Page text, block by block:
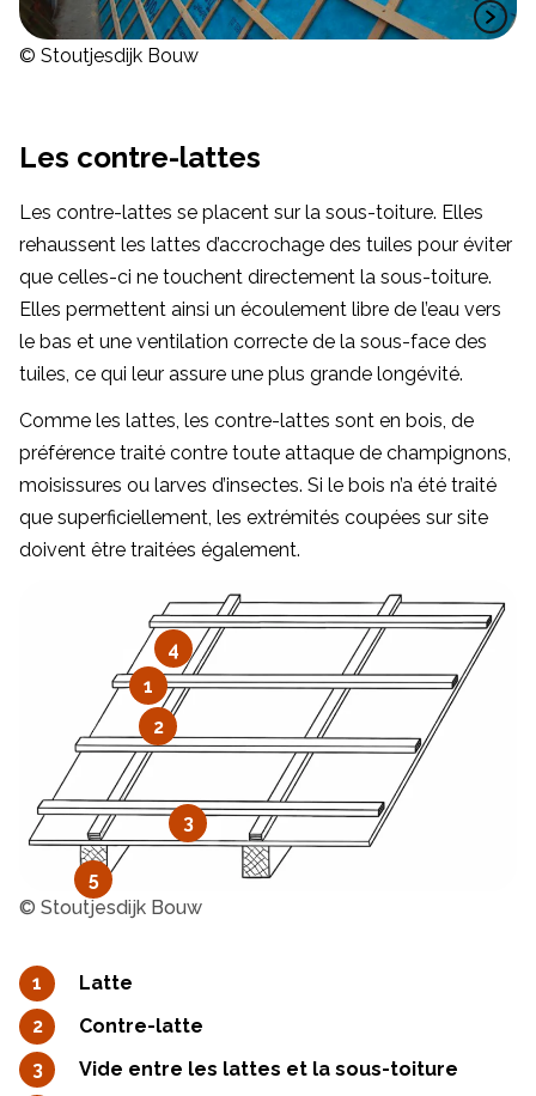
© Stoutjesdijk Bouw
Les contre-lattes
Les contre-lattes se placent sur la sous-toiture. Elles
rehaussent les lattes d’accrochage des tuiles pour éviter
que celles-ci ne touchent directement la sous-toiture.
Elles permettent ainsi un écoulement libre de l’eau vers
le bas et une ventilation correcte de la sous-face des
tuiles, ce qui leur assure une plus grande longévité.
Comme les lattes, les contre-lattes sont en bois, de
préférence traité contre toute attaque de champignons,
moisissures ou larves d’insectes. Si le bois n’a été traité
que superficiellement, les extrémités coupées sur site
doivent être traitées également.
1
2
3
4
5
© Stoutjesdijk Bouw
Latte
Contre-latte
Vide entre les lattes et la sous-toiture